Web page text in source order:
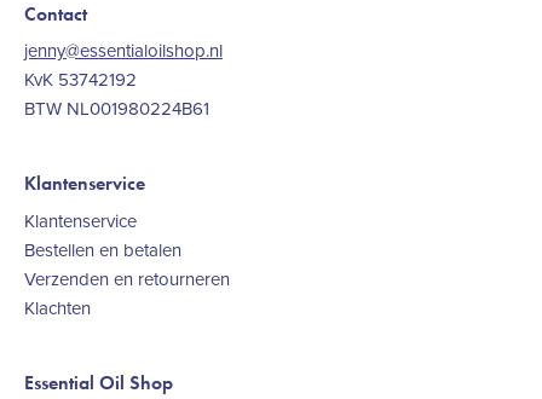
Contact
jenny@essentialoilshop.nl
KvK 53742192
BTW NL001980224B61
Klantenservice
Klantenservice
Bestellen en betalen
Verzenden en retourneren
Klachten
Essential Oil Shop